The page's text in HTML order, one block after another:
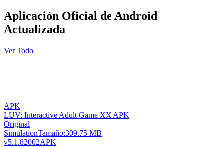
Aplicación Oficial de Android
Actualizada
Ver Todo
APK
LUV: Interactive Adult Game XX APK
Original
SimulationTamaño:309.75 MB
v5.1.82002APK